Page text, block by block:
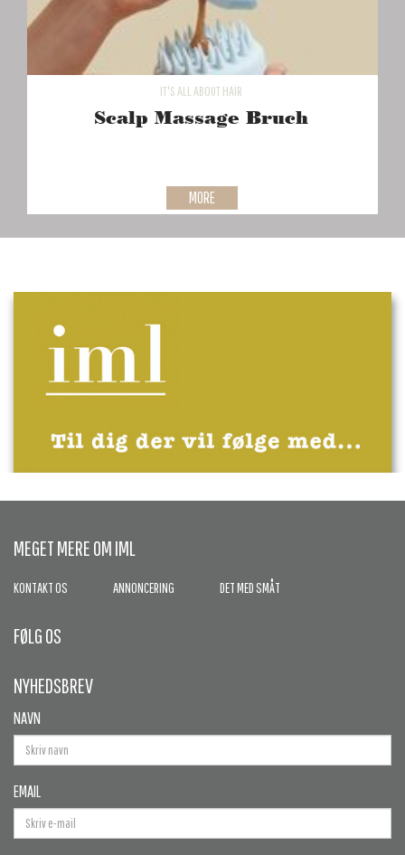
IT'S ALL ABOUT HAIR
Scalp Massage Bruch
MORE
MEGET MERE OM IML
KONTAKT OS ANNONCERING DET MED SMÅT
FØLG OS
NYHEDSBREV
NAVN
EMAIL